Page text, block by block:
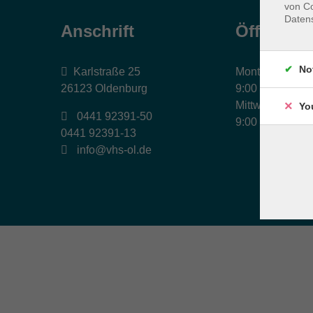
Anschrift
Karlstraße 25
26123 Oldenburg
0441 92391-50
0441 92391-13
info@vhs-ol.de
Montag,
9:00 bis 17:00
Mittwoch und
9:00 bis 12:30
von